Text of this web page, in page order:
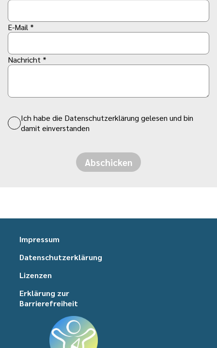
E-Mail *
Nachricht *
Ich habe die Datenschutzerklärung gelesen und bin
damit einverstanden
Abschicken
Impressum
Datenschutzerklärung
Lizenzen
Erklärung zur
Barrierefreiheit